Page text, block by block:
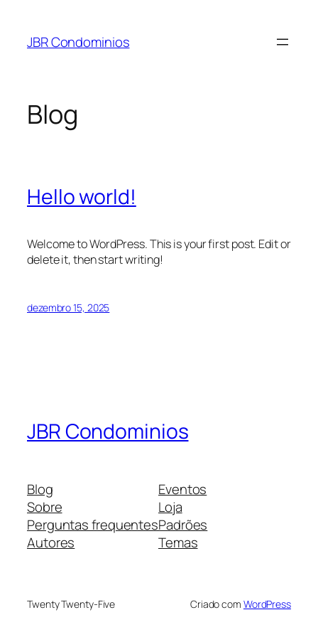
JBR Condominios
Blog
Hello world!
Welcome to WordPress. This is your first post. Edit or
delete it, then start writing!
dezembro 15, 2025
JBR Condominios
Blog
Sobre
Perguntas frequentes
Autores
Eventos
Loja
Padrões
Temas
Twenty Twenty-Five Criado com WordPress